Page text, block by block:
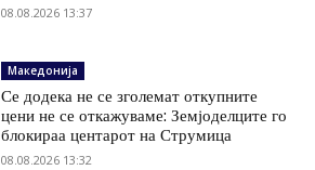
08.08.2026 13:37
Македонија
Се додека не се зголемат откупните
цени не се откажуваме: Земјоделците го
блокираа центарот на Струмица
08.08.2026 13:32